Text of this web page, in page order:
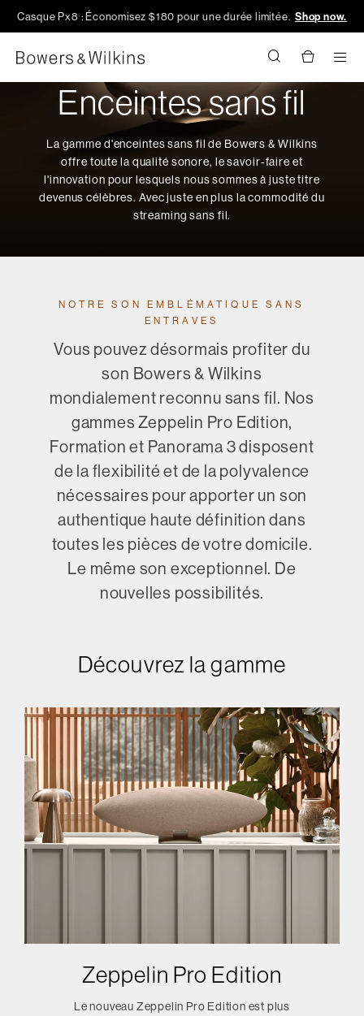
Casque Px8 : Économisez $180 pour une durée limitée. Shop now.
Enceintes sans fil
La gamme d'enceintes sans fil de Bowers & Wilkins
offre toute la qualité sonore, le savoir-faire et
l'innovation pour lesquels nous sommes à juste titre
devenus célèbres. Avec juste en plus la commodité du
streaming sans fil.
NOTRE SON EMBLÉMATIQUE SANS
ENTRAVES
Vous pouvez désormais profiter du
son Bowers & Wilkins
mondialement reconnu sans fil. Nos
gammes Zeppelin Pro Edition,
Formation et Panorama 3 disposent
de la flexibilité et de la polyvalence
nécessaires pour apporter un son
authentique haute définition dans
toutes les pièces de votre domicile.
Le même son exceptionnel. De
nouvelles possibilités.
Découvrez la gamme
Zeppelin Pro Edition
Le nouveau Zeppelin Pro Edition est plus